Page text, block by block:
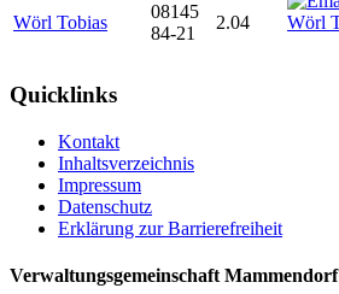
Wörl Tobias
08145
84-21
2.04
Quicklinks
Kontakt
Inhaltsverzeichnis
Impressum
Datenschutz
Erklärung zur Barrierefreiheit
Verwaltungsgemeinschaft Mammendorf